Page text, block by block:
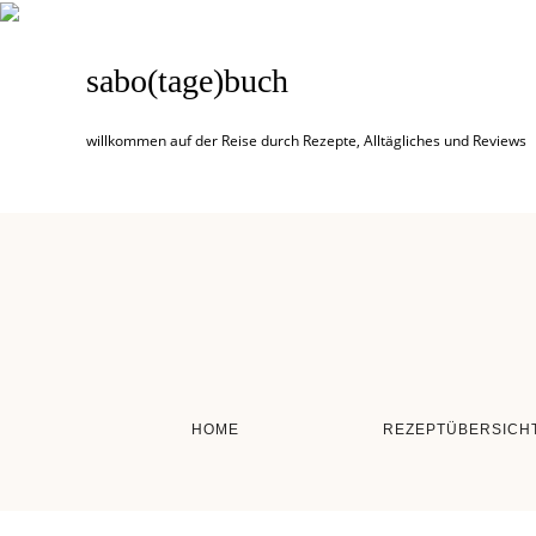
sabo(tage)buch
willkommen auf der Reise durch Rezepte, Alltägliches und Reviews
HOME